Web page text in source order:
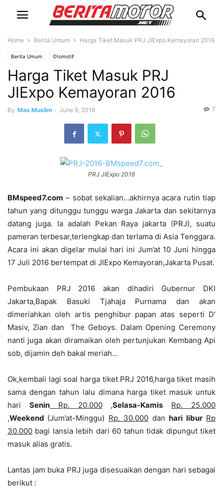
Home Berita Umum Harga Tiket Masuk PRJ JIExpo Kemayoran 2016
Berita Umum Otomotif
Harga Tiket Masuk PRJ
JIExpo Kemayoran 2016
By Mas Muslim - June 9, 2016 7
PRJ JIExpo 2016
BMspeed7.com – sobat sekalian…akhirnya acara rutin tiap
tahun yang ditunggu tunggu warga Jakarta dan sekitarnya
datang juga. Ia adalah Pekan Raya jakarta (PRJ), suatu
pameran terbesar,terlengkap dan terlama di Asia Tenggara.
Acara ini akan digelar mulai hari ini Jum’at 10 Juni hingga
17 Juli 2016 bertempat di JIExpo Kemayoran,Jakarta Pusat.
Pembukaan PRJ 2016 akan dihadiri Gubernur DKI
Jakarta,Bapak Basuki Tjahaja Purnama dan akan
dimeriahkan oleh artis penghibur papan atas seperti D’
Masiv, Zian dan The Geboys. Dalam Opening Ceremony
nanti juga akan diramaikan oleh pertunjukan Kembang Api
sob, dijamin deh bakal meriah…
Ok,kembali lagi soal harga tiket PRJ 2016,harga tiket masih
sama dengan tahun lalu dimana harga tiket masuk untuk
hari SeninRp. 20.000,Selasa-Kamis
Rp. 25.000
,Weekend (Jum’at-Minggu) Rp. 30.000 danhari libur Rp
30.000 bagi lansia lebih dari 60 tahun tidak dipungut tiket
masuk alias gratis.
Lantas jam buka PRJ juga disesuaikan dengan hari sebagai
berikut :